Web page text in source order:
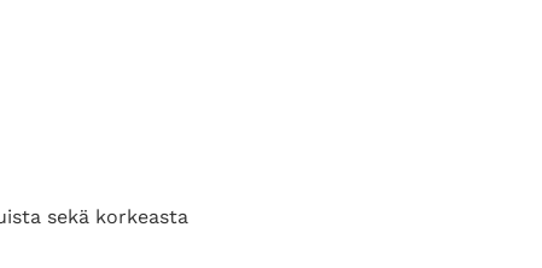
sekä korkeasta